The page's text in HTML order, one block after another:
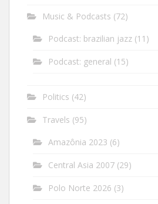
Music & Podcasts (72)
Podcast: brazilian jazz (11)
Podcast: general (15)
Politics (42)
Travels (95)
Amazônia 2023 (6)
Central Asia 2007 (29)
Polo Norte 2026 (3)